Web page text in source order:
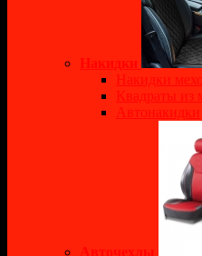
Накидки
Накидки
Квадраты из
Автонакидки
Авточехлы